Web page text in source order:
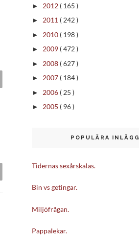
► 2012 ( 165 )
► 2011 ( 242 )
► 2010 ( 198 )
► 2009 ( 472 )
► 2008 ( 627 )
► 2007 ( 184 )
► 2006 ( 25 )
► 2005 ( 96 )
POPULÄRA INLÄGG
Tidernas sexårskalas.
Bin vs getingar.
Miljöfrågan.
Pappalekar.